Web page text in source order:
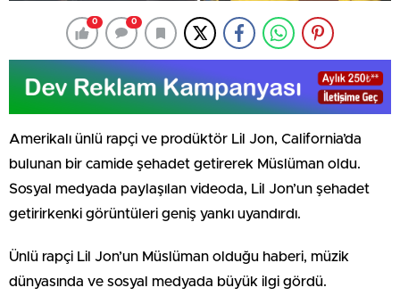
0 0
Amerikalı ünlü rapçi ve prodüktör Lil Jon, California’da
bulunan bir camide şehadet getirerek Müslüman oldu.
Sosyal medyada paylaşılan videoda, Lil Jon’un şehadet
getirirkenki görüntüleri geniş yankı uyandırdı.
Ünlü rapçi Lil Jon’un Müslüman olduğu haberi, müzik
dünyasında ve sosyal medyada büyük ilgi gördü.